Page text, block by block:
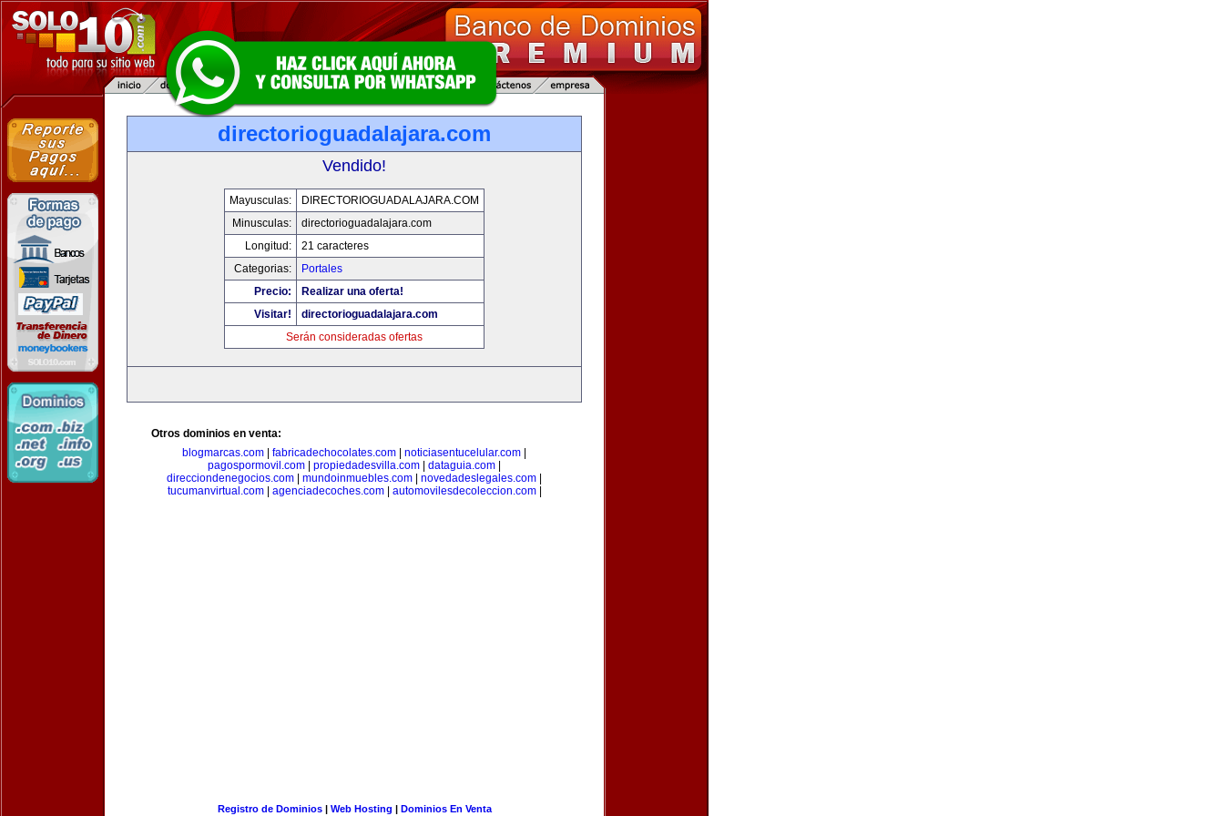
directorioguadalajara.com
Vendido!
Mayusculas:
DIRECTORIOGUADALAJARA.COM
Minusculas:
directorioguadalajara.com
Longitud:
21 caracteres
Categorias:
Portales
Precio:
Realizar una oferta!
Visitar!
directorioguadalajara.com
Serán consideradas ofertas
Otros dominios en venta:
blogmarcas.com
fabricadechocolates.com noticiasentucelular.com
pagospormovil.com
propiedadesvilla.com dataguia.com
direcciondenegocios.com
mundoinmuebles.com novedadeslegales.com
tucumanvirtual.com| agenciadecoches.com| automovilesdecoleccion.com|
Registro de Dominios| Web Hosting | Dominios En Venta